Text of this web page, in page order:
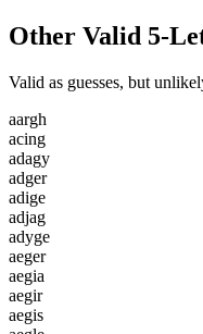
Other Valid 5-
Valid as guesses, but
aargh
acing
adagy
adger
adige
adjag
adyge
aeger
aegia
aegir
aegis